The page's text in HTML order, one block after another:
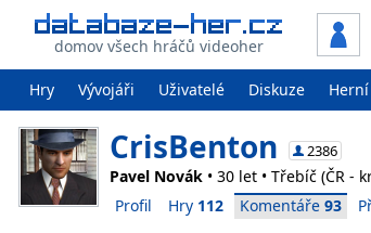
domov všech hráčů videoher
Hry Vývojáři Uživatelé Diskuze Herní
CrisBenton 2386
Pavel Novák • 30 let • Třebíč (ČR -
Profil
Hry 112 Komentáře 93